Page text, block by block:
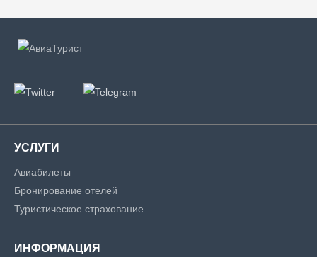
УСЛУГИ
Авиабилеты
Бронирование отелей
Туристическое страхование
ИНФОРМАЦИЯ